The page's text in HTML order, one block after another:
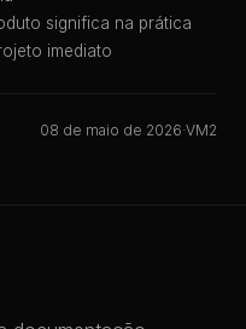
significa na prática
imediato
08 de maio de 2026·VM2